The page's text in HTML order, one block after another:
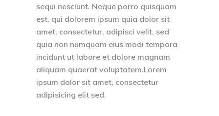
sequi nesciunt. Neque porro quisquam
est, qui dolorem ipsum quia dolor sit
amet, consectetur, adipisci velit, sed
quia non numquam eius modi tempora
incidunt ut labore et dolore magnam
aliquam quaerat voluptatem.Lorem
ipsum dolor sit amet, consectetur
adipisicing elit sed.